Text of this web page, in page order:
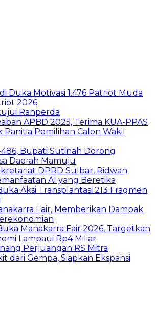
Duka Motivasi 1.476 Patriot Muda
2026
Ranperda
APBD 2025, Terima KUA-PPAS
Pemilihan Calon Wakil
Bupati Sutinah Dorong
Daerah Mamuju
DPRD Sulbar, Ridwan
AI yang Beretika
Aksi Transplantasi 213 Fragmen
Fair, Memberikan Dampak
Manakarra Fair 2026, Targetkan
Lampaui Rp4 Miliar
Perjuangan RS Mitra
dari Gempa, Siapkan Ekspansi